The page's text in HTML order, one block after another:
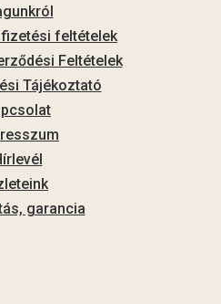
feltételek
Feltételek
Tájékoztató
garancia